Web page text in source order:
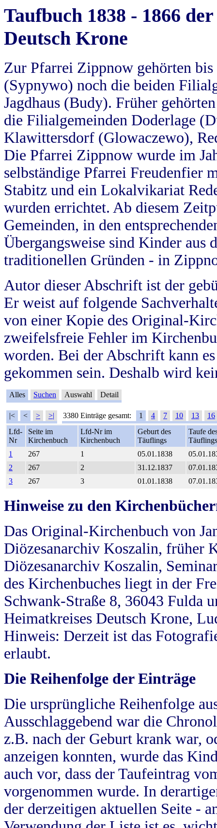
Taufbuch 1838 - 1866
Deutsch Krone
Zur Pfarrei Zippnow gehörten
(Sypnywo) noch die beiden
Jagdhaus (Budy). Früher
die Filialgemeinden Doderlage
Klawittersdorf (Glowaczewo),
Die Pfarrei Zippnow wurde im
selbständige Pfarrei Freudenfier
Stabitz und ein Lokalvikariat
wurden errichtet. Ab diesem
Gemeinden, in den
Übergangsweise sind Kinder aus
traditionellen Gründen - in
Autor dieser Abschrift ist der
Er weist auf folgende
von einer Kopie des Original-
zweifelsfreie Fehler im
worden. Bei der Abschrift kann
gekommen sein. Deshalb wird
Alles Suchen Auswahl Detail
|< < > >| 3380 Einträge gesamt: 1 4 7 10 13
16
Lfd-
Nr
Seite im
Kirchenbuch
Lfd-Nr im
Kirchenbuch
Geburt des
Täuflings
Taufe
Täuflings
1
267 1 05.01.1838
2
267 2 31.12.1837
3
267 3 01.01.1838
Hinweise zu den
Das Original-Kirchenbuch von
Diözesanarchiv Koszalin, früher
Diözesanarchiv Koszalin,
des Kirchenbuches liegt in der
Schwank-Straße 8, 36043 Fulda
Heimatkreises Deutsch Krone,
Hinweis: Derzeit ist das
erlaubt.
Die Reihenfolge der Einträge
Die ursprüngliche Reihenfolge
Ausschlaggebend war die
z.B. nach der Geburt krank war,
anzeigen konnten, wurde das
auch vor, dass der Taufeintrag
vorgenommen wurde. In
der derzeitigen aktuellen Seite -